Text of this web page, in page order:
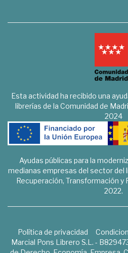
Esta actividad ha recibido una
librerías de la Comunidad de
2024
Ayudas públicas para la
medianas empresas del sector del
Recuperación, Transformación y
2022.
Política de privacidad
Marcial Pons Librero S.L. -